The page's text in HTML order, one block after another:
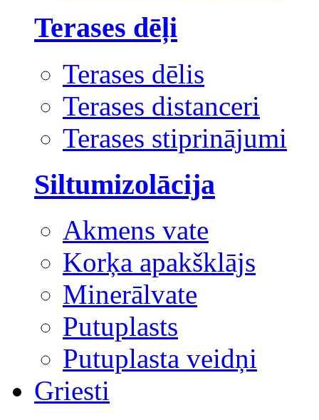
Terases dēļi
Terases dēlis
Terases distanceri
Terases stiprinājumi
Siltumizolācija
Akmens vate
Korķa apakšklājs
Minerālvate
Putuplasts
Putuplasta veidņi
Griesti